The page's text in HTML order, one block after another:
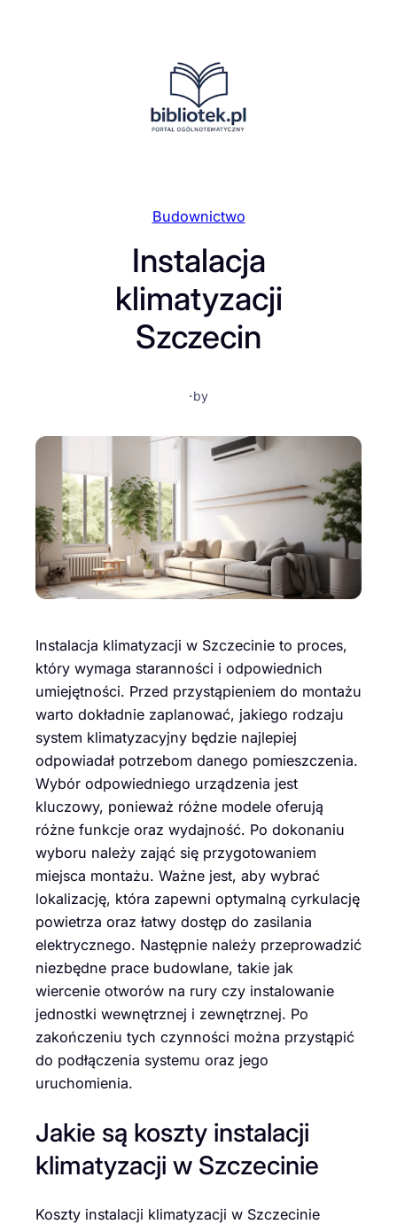
Budownictwo
Instalacja
klimatyzacji
Szczecin
·by
Instalacja klimatyzacji w Szczecinie to proces,
który wymaga staranności i odpowiednich
umiejętności. Przed przystąpieniem do montażu
warto dokładnie zaplanować, jakiego rodzaju
system klimatyzacyjny będzie najlepiej
odpowiadał potrzebom danego pomieszczenia.
Wybór odpowiedniego urządzenia jest
kluczowy, ponieważ różne modele oferują
różne funkcje oraz wydajność. Po dokonaniu
wyboru należy zająć się przygotowaniem
miejsca montażu. Ważne jest, aby wybrać
lokalizację, która zapewni optymalną cyrkulację
powietrza oraz łatwy dostęp do zasilania
elektrycznego. Następnie należy przeprowadzić
niezbędne prace budowlane, takie jak
wiercenie otworów na rury czy instalowanie
jednostki wewnętrznej i zewnętrznej. Po
zakończeniu tych czynności można przystąpić
do podłączenia systemu oraz jego
uruchomienia.
Jakie są koszty instalacji
klimatyzacji w Szczecinie
Koszty instalacji klimatyzacji w Szczecinie